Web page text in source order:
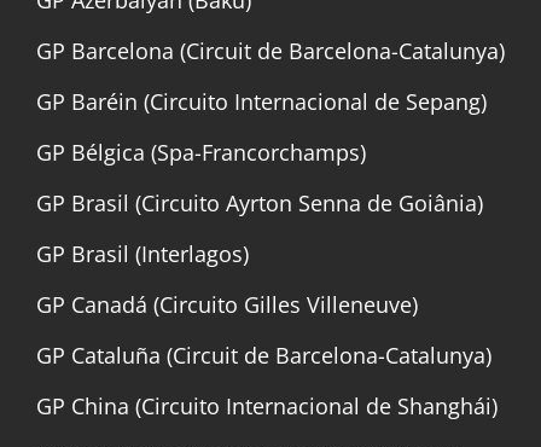
GP Barcelona (Circuit de Barcelona-Catalunya)
GP Baréin (Circuito Internacional de Sepang)
GP Bélgica (Spa-Francorchamps)
GP Brasil (Circuito Ayrton Senna de Goiânia)
GP Brasil (Interlagos)
GP Canadá (Circuito Gilles Villeneuve)
GP Cataluña (Circuit de Barcelona-Catalunya)
GP China (Circuito Internacional de Shanghái)